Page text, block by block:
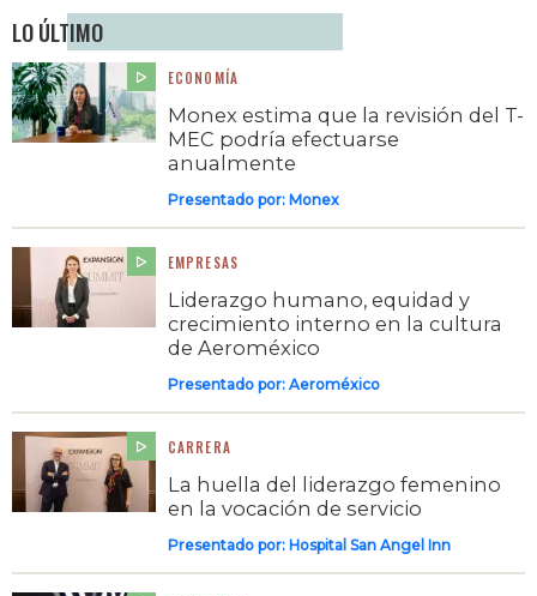
LO ÚLTIMO
ECONOMÍA
Monex estima que la revisión del T-
MEC podría efectuarse
anualmente
Presentado por: Monex
EMPRESAS
Liderazgo humano, equidad y
crecimiento interno en la cultura
de Aeroméxico
Presentado por: Aeroméxico
CARRERA
La huella del liderazgo femenino
en la vocación de servicio
Presentado por: Hospital San Angel Inn